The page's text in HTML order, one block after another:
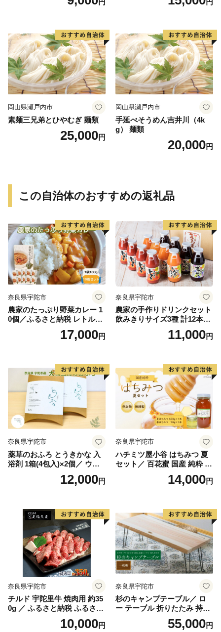
円 円
岡山県瀬戸内市
素麺三兄弟とひやむぎ 麺類
25,000円
岡山県瀬戸内市
手延べそうめん吉井川（4k
g） 麺類
20,000円
この自治体のおすすめの返礼品
奈良県宇陀市
農家のたっぷり野菜カレー 1
0個／ふるさと納税 レトルト
カレー 詰め合わせ ギフト 10
食 野菜 ふるさと 有機野菜 オ
17,000円
奈良県宇陀市
農家の手作りドリンクセット
飲みきりサイズ3種 計12本／
トマト とまと ブルーベリー
にんじん 人参 りんご ジュー
県 宇陀市 ふるさと納税
11,000円
奈良県宇陀市
薬草のおふろ とうきかな 入
浴剤 1箱(4包入)×2個／ ウェ
ルネスフーズ UDA 大和当帰
薬草 ハーブ リラックス スト
12,000円
奈良県宇陀市
ハチミツ屋小谷 はちみつ 夏
セット／ 百花蜜 国産 純粋 蜂
蜜 ハチミツ ハニー 非加熱 無
精製 贈答用 贈り物 奈良県 宇
14,000円
奈良県宇陀市
チルド 宇陀里牛 焼肉用 約35
0g ／ ふるさと納税 ふるさと
焼肉 牛肉 焼き肉用肉 ギフト
お肉 バーベキュー BBQ キャ
10,000円
奈良県宇陀市
杉のキャンプテーブル／ ロ
ー テーブル 折りたたみ 持ち
手付き おしゃれ 木製 机 杉
天然木 無垢 一枚板 耳付き イ
55,000円